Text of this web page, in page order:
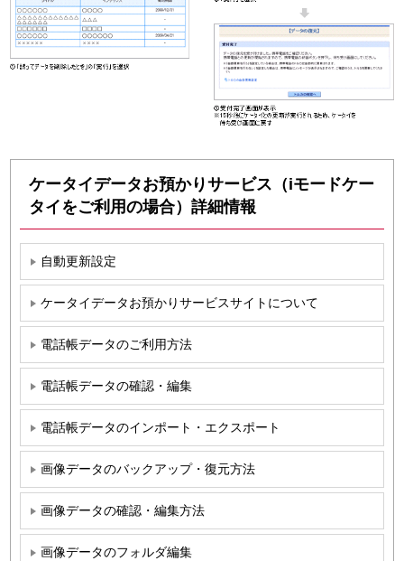
ケータイデータお預かりサービス（iモードケー
タイをご利用の場合）詳細情報
自動更新設定
ケータイデータお預かりサービスサイトについて
電話帳データのご利用方法
電話帳データの確認・編集
電話帳データのインポート・エクスポート
画像データのバックアップ・復元方法
画像データの確認・編集方法
画像データのフォルダ編集